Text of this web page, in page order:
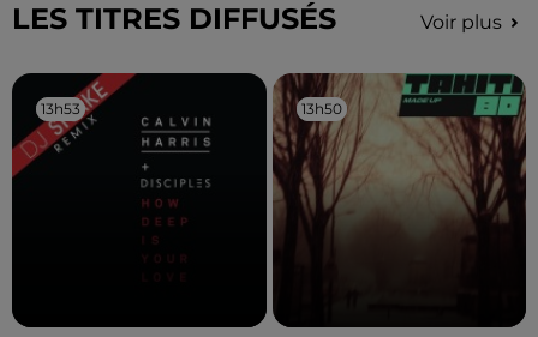
LES TITRES DIFFUSÉS Voir plus
13h53
13h53 13h50
13h50